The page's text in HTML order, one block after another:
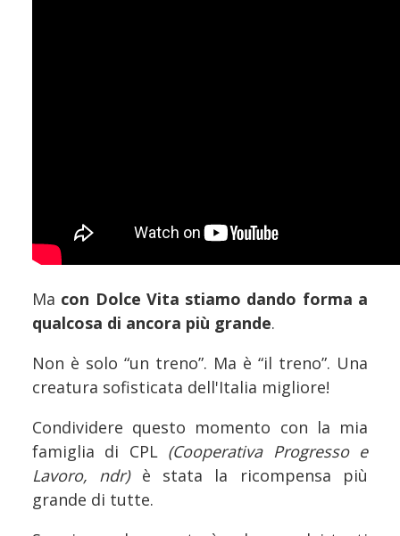
Ma con Dolce Vita stiamo dando forma a
qualcosa di ancora più grande.
Non è solo “un treno”. Ma è “il treno”. Una
creatura sofisticata dell'Italia migliore!
Condividere questo momento con la mia
famiglia di CPL (Cooperativa Progresso e
Lavoro, ndr)è stata la ricompensa più
grande di tutte.